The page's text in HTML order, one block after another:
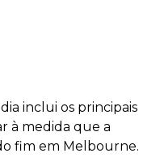
inclui os principais
à medida que a
fim em Melbourne.